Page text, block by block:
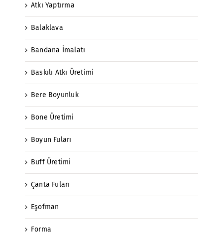
Atkı Yaptırma
Balaklava
Bandana İmalatı
Baskılı Atkı Üretimi
Bere Boyunluk
Bone Üretimi
Boyun Fuları
Buff Üretimi
Çanta Fuları
Eşofman
Forma